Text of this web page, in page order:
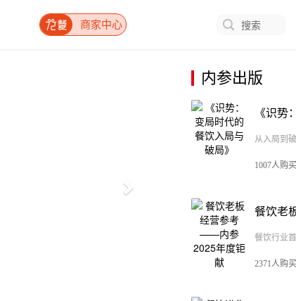
商家中心 搜索
内参出版
《识势
从入局到
1007人购买
餐饮老
餐饮行业
2371人购买